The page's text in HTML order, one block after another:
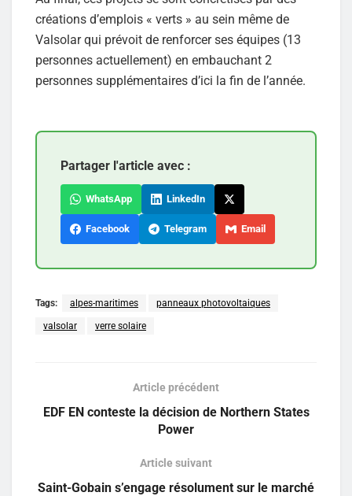
créations d’emplois « verts » au sein même de
Valsolar qui prévoit de renforcer ses équipes (13
personnes actuellement) en embauchant 2
personnes supplémentaires d’ici la fin de l’année.
Partager l'article avec :
WhatsApp LinkedIn
Facebook Telegram Email
Tags: alpes-maritimes panneaux photovoltaiques
valsolar verre solaire
Article précédent
EDF EN conteste la décision de Northern States
Power
Article suivant
Saint-Gobain s’engage résolument sur le marché